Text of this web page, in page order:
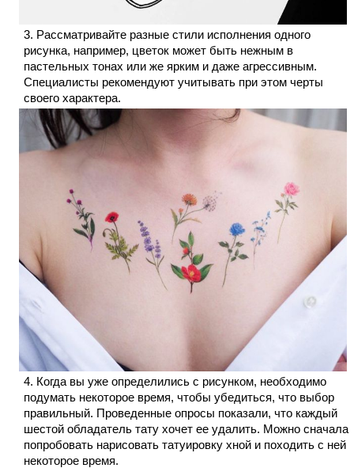
Рассматривайте разные стили исполнения одного
рисунка, например, цветок может быть нежным в
пастельных тонах или же ярким и даже агрессивным.
Специалисты рекомендуют учитывать при этом черты
своего характера.
Когда вы уже определились с рисунком, необходимо
подумать некоторое время, чтобы убедиться, что выбор
правильный. Проведенные опросы показали, что каждый
шестой обладатель тату хочет ее удалить. Можно сначала
попробовать нарисовать татуировку хной и походить с ней
некоторое время.